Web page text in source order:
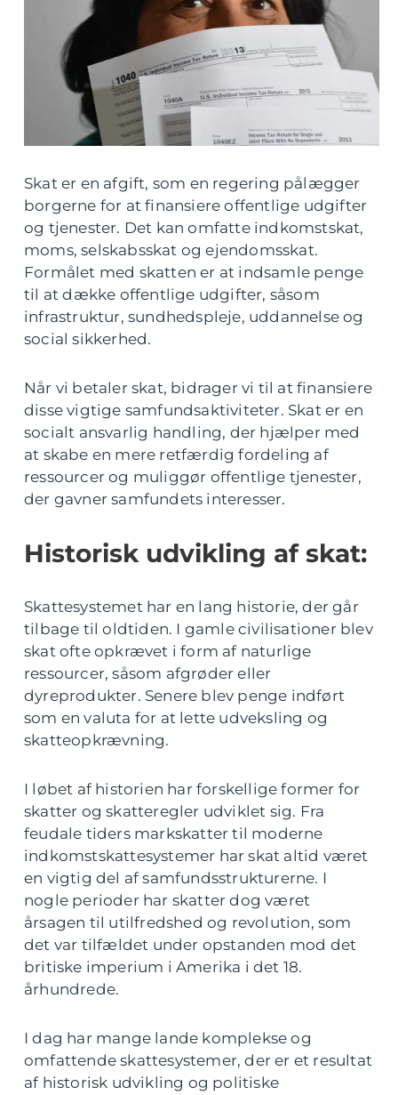
Skat er en afgift, som en regering pålægger
borgerne for at finansiere offentlige udgifter
og tjenester. Det kan omfatte indkomstskat,
moms, selskabsskat og ejendomsskat.
Formålet med skatten er at indsamle penge
til at dække offentlige udgifter, såsom
infrastruktur, sundhedspleje, uddannelse og
social sikkerhed.
Når vi betaler skat, bidrager vi til at finansiere
disse vigtige samfundsaktiviteter. Skat er en
socialt ansvarlig handling, der hjælper med
at skabe en mere retfærdig fordeling af
ressourcer og muliggør offentlige tjenester,
der gavner samfundets interesser.
Historisk udvikling af skat:
Skattesystemet har en lang historie, der går
tilbage til oldtiden. I gamle civilisationer blev
skat ofte opkrævet i form af naturlige
ressourcer, såsom afgrøder eller
dyreprodukter. Senere blev penge indført
som en valuta for at lette udveksling og
skatteopkrævning.
I løbet af historien har forskellige former for
skatter og skatteregler udviklet sig. Fra
feudale tiders markskatter til moderne
indkomstskattesystemer har skat altid været
en vigtig del af samfundsstrukturerne. I
nogle perioder har skatter dog været
årsagen til utilfredshed og revolution, som
det var tilfældet under opstanden mod det
britiske imperium i Amerika i det 18.
århundrede.
I dag har mange lande komplekse og
omfattende skattesystemer, der er et resultat
af historisk udvikling og politiske